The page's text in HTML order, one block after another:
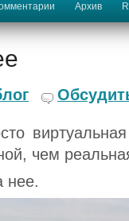
Архив
чем
нее.